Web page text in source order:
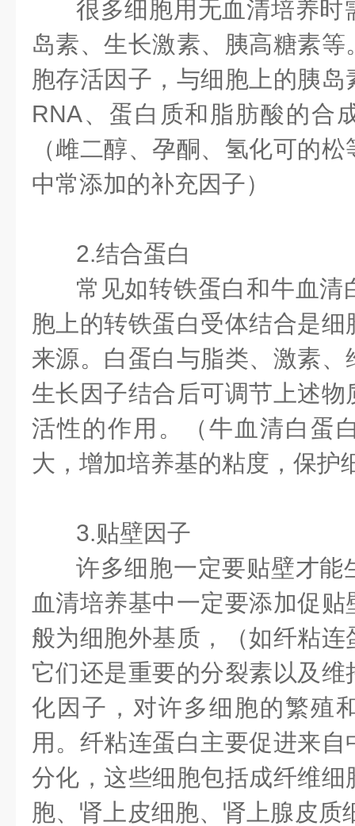
很多细胞用无血清培养时
岛素、生长激素、胰高糖素
胞存活因子，与细胞上的胰
RNA、蛋白质和脂肪酸的合
（雌二醇、孕酮、氢化可的
中常添加的补充因子）
2.结合蛋白
常见如转铁蛋白和牛血清
胞上的转铁蛋白受体结合是
来源。白蛋白与脂类、激素
生长因子结合后可调节上述
活性的作用。（牛血清白蛋
大，增加培养基的粘度，保护
3.贴壁因子
许多细胞一定要贴壁才能
血清培养基中一定要添加促
般为细胞外基质，（如纤粘
它们还是重要的分裂素以及
化因子，对许多细胞的繁殖
用。纤粘连蛋白主要促进来
分化，这些细胞包括成纤维
胞、肾上皮细胞、肾上腺皮质